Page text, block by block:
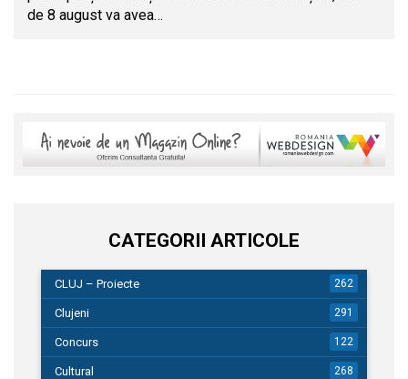
de 8 august va avea…
CATEGORII ARTICOLE
CLUJ – Proiecte 262
Clujeni 291
Concurs 122
Cultural 268